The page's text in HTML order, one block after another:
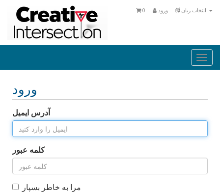
ورود 0
ورود
آدرس ایمیل
کلمه عبور
مرا به خاطر بسپار